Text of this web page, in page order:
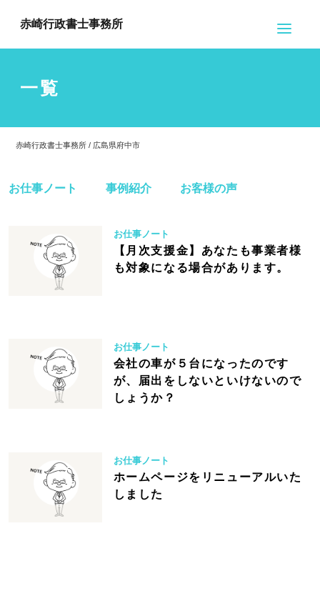
赤崎行政書士事務所
一覧
赤崎行政書士事務所 / 広島県府中市
お仕事ノート 事例紹介 お客様の声
お仕事ノート
【月次支援金】あなたも事業者様
も対象になる場合があります。
お仕事ノート
会社の車が５台になったのです
が、届出をしないといけないので
しょうか？
お仕事ノート
ホームページをリニューアルいた
しました